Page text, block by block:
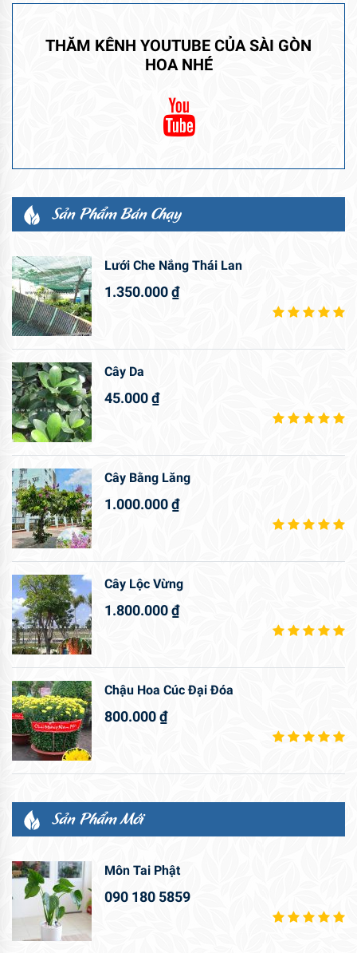
THĂM KÊNH YOUTUBE CỦA SÀI GÒN
HOA NHÉ
Sản Phẩm Bán Chạy
Lưới Che Nắng Thái Lan
1.350.000₫
Cây Da
45.000₫
Cây Bằng Lăng
1.000.000₫
Cây Lộc Vừng
1.800.000₫
Chậu Hoa Cúc Đại Đóa
800.000₫
Sản Phẩm Mới
Môn Tai Phật
090 180 5859